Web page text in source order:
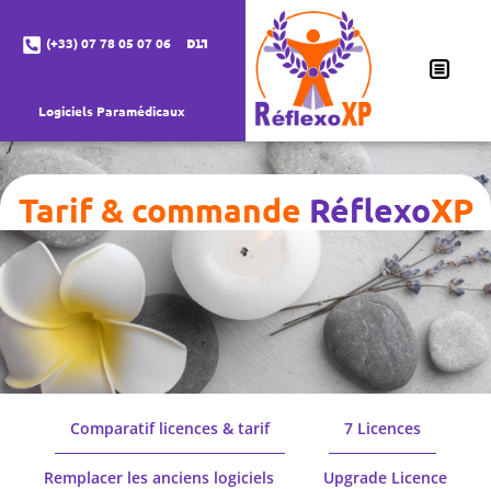
(+33) 07 78 05 07 06
Logiciels Paramédicaux
Tarif & commande RéflexoXP
Comparatif licences & tarif 7 Licences
Remplacer les anciens logiciels Upgrade Licence